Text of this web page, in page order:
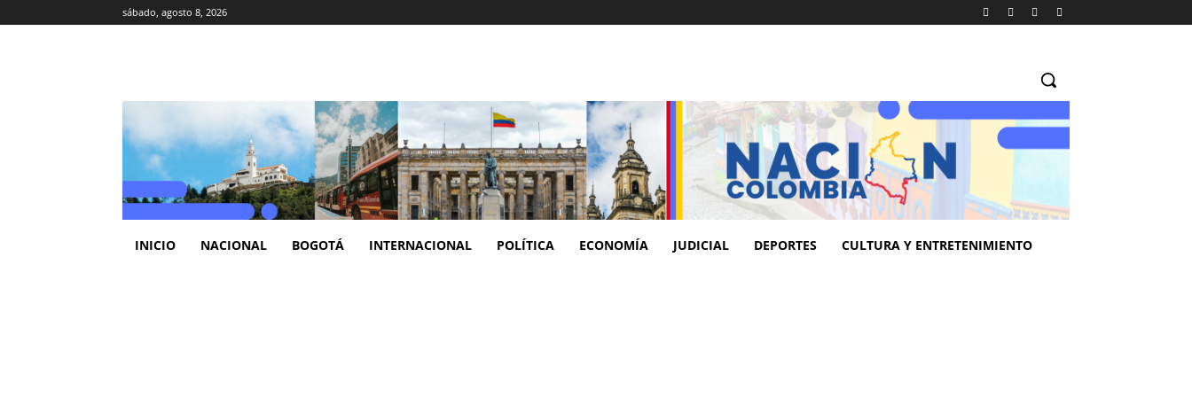
sábado, agosto 8, 2026
INICIO NACIONAL BOGOTÁ INTERNACIONAL POLÍTICA ECONOMÍA JUDICIAL DEPORTES CULTURA Y ENTRETENIMIENTO